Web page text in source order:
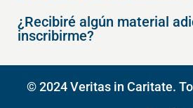
¿Recibiré algún material
inscribirme?
© 2024 Veritas in Caritate.